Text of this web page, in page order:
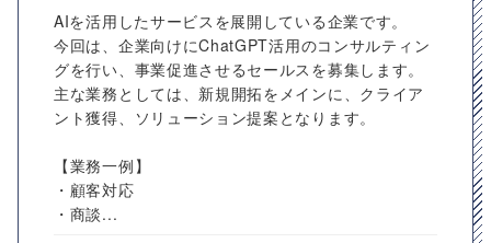
AIを活用したサービスを展開している企業です。
今回は、企業向けにChatGPT活用のコンサルティン
グを行い、事業促進させるセールスを募集します。
主な業務としては、新規開拓をメインに、クライア
ント獲得、ソリューション提案となります。
【業務一例】
・顧客対応
・商談...